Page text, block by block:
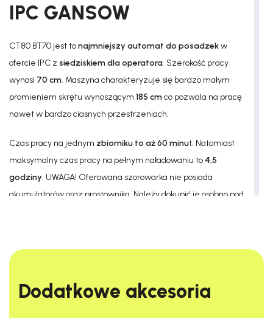
IPC GANSOW
CT80 BT70 jest tonajmniejszy automat do posadzekw
ofercie IPC z siedziskiem dla operatora. Szerokość pracy
wynosi 70 cm. Maszyna charakteryzuje się bardzo małym
promieniem skrętu wynoszącym 185 cmco pozwala na pracę
nawet w bardzo ciasnych przestrzeniach.
Czas pracy na jednym zbiorniku to aż 60 minut. Natomiast
maksymalny czas pracy na pełnym naładowaniu to 4,5
godziny. UWAGA! Oferowana szorowarka nie posiada
akumulatorów oraz prostownika. Należy dokupić je osobno pod
Dodatkowe akcesoria​